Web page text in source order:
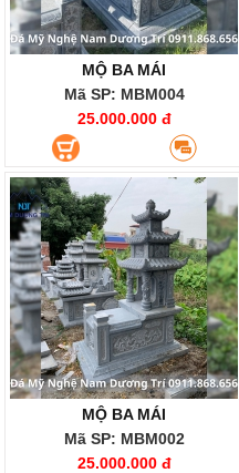
MỘ BA MÁI
Mã SP: MBM004
25.000.000 đ
MỘ BA MÁI
Mã SP: MBM002
25.000.000 đ